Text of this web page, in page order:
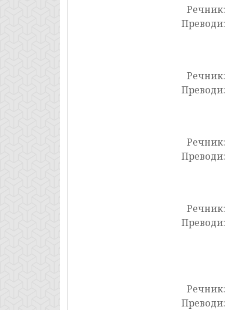
Речник:
Преводи:
Речник:
Преводи:
Речник:
Преводи:
Речник:
Преводи:
Речник:
Преводи: